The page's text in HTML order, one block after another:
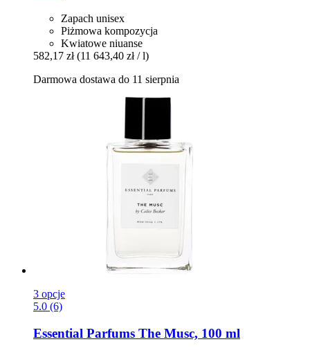
Zapach unisex
Piżmowa kompozycja
Kwiatowe niuanse
582,17 zł (11 643,40 zł / l)
Darmowa dostawa do 11 sierpnia
3 opcje
5.0 (6)
Essential Parfums The Musc, 100 ml